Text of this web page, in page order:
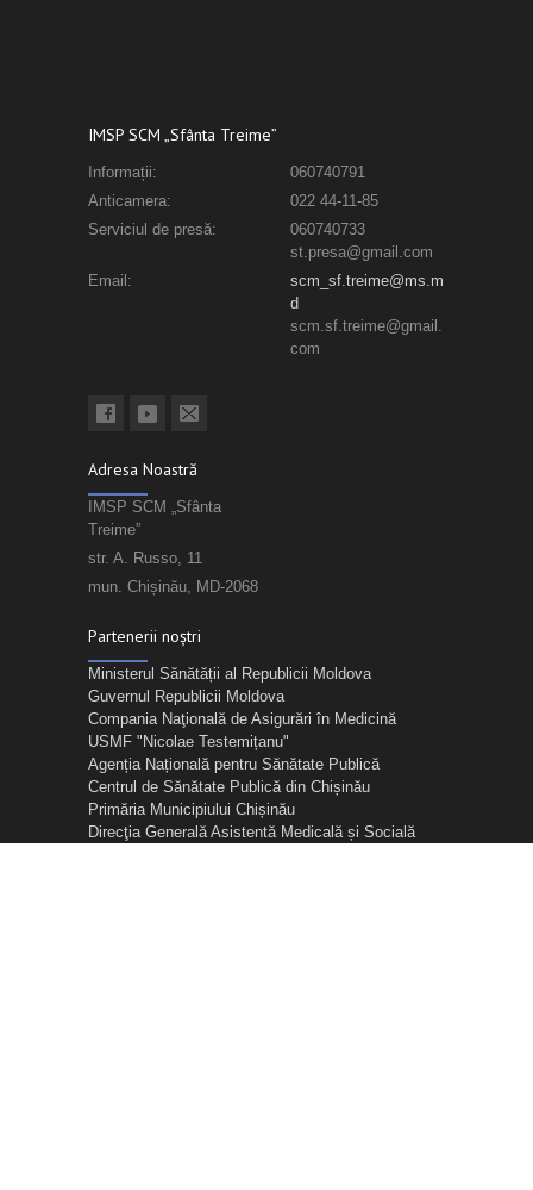
IMSP SCM „Sfânta Treime”
Informații:
060740791
Anticamera:
022 44-11-85
Serviciul de presă:
060740733
st.presa@gmail.com
Email:
scm_sf.treime@ms.m
d
scm.sf.treime@gmail.
com
Adresa Noastră
IMSP SCM „Sfânta
Treime”
str. A. Russo, 11
mun. Chișinău, MD-2068
Partenerii noștri
Ministerul Sănătății al Republicii Moldova
Guvernul Republicii Moldova
Compania Naţională de Asigurări în Medicină
USMF "Nicolae Testemițanu"
Agenția Națională pentru Sănătate Publică
Centrul de Sănătate Publică din Chișinău
Primăria Municipiului Chișinău
Direcţia Generală Asistentă Medicală și Socială